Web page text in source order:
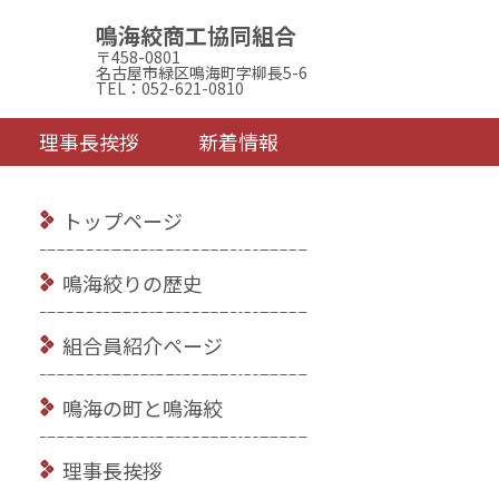
鳴海絞商工協同組合
〒458-0801
名古屋市緑区鳴海町字柳長5-6
TEL：052-621-0810
理事長挨拶 新着情報
トップページ
鳴海絞りの歴史
組合員紹介ページ
鳴海の町と鳴海絞
理事長挨拶